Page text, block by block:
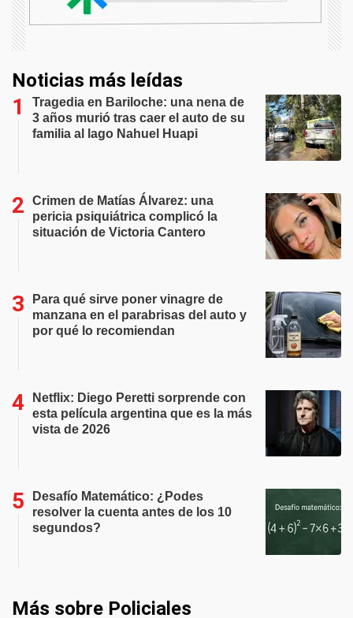
Noticias más leídas
Tragedia en Bariloche: una nena de
3 años murió tras caer el auto de su
familia al lago Nahuel Huapi
Crimen de Matías Álvarez: una
pericia psiquiátrica complicó la
situación de Victoria Cantero
Para qué sirve poner vinagre de
manzana en el parabrisas del auto y
por qué lo recomiendan
Netflix: Diego Peretti sorprende con
esta película argentina que es la más
vista de 2026
Desafío Matemático: ¿Podes
resolver la cuenta antes de los 10
segundos?
Más sobre Policiales